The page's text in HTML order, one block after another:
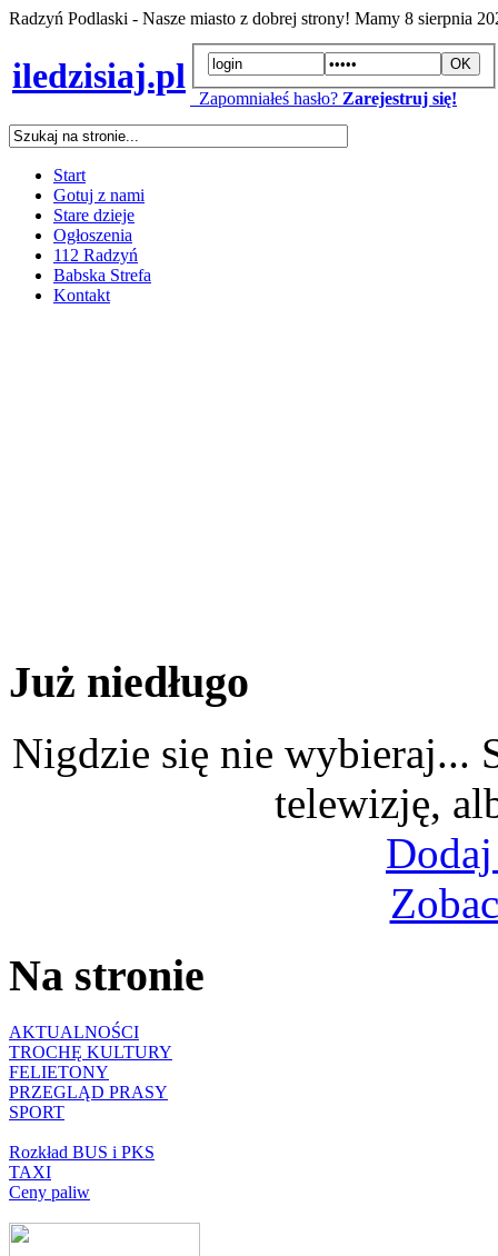
Radzyń Podlaski - Nasze miasto z dobrej strony! Mamy 8 sierpnia
iledzisiaj.pl
Zapomniałeś hasło? Zarejestruj się!
Start
Gotuj z nami
Stare dzieje
Ogłoszenia
112 Radzyń
Babska Strefa
Kontakt
Już niedługo
Nigdzie się nie wybieraj...
telewizję,
Na stronie
AKTUALNOŚCI
TROCHĘ KULTURY
FELIETONY
PRZEGLĄD PRASY
SPORT
Rozkład BUS i PKS
TAXI
Ceny paliw